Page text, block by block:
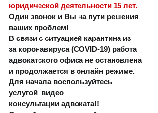
юридической деятельности 15 лет.
Один звонок и Вы на пути решения
ваших проблем!
В связи с ситуацией карантина из
за коронавируса (COVID-19) работа
адвокатского офиса не остановлена
и продолжается в онлайн режиме.
Для начала воспользуйтесь
услугой  видео
консультации адвоката!!